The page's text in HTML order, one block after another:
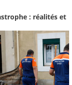
: réalités et